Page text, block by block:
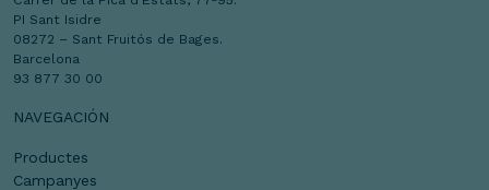
PI Sant Isidre
08272 – Sant Fruitós de Bages.
Barcelona
93 877 30 00
NAVEGACIÓN
Productes
Campanyes